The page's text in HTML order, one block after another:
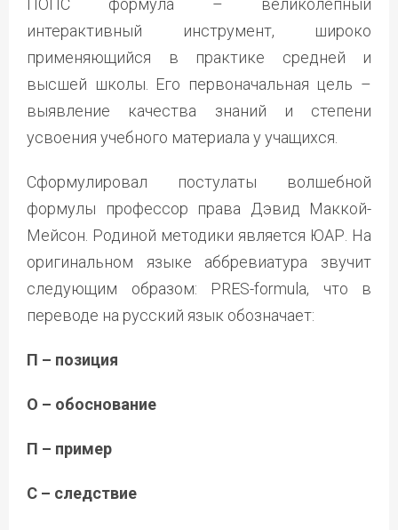
ПОПС формула – великолепный
интерактивный инструмент, широко
применяющийся в практике средней и
высшей школы. Его первоначальная цель –
выявление качества знаний и степени
усвоения учебного материала у учащихся.
Сформулировал постулаты волшебной
формулы профессор права Дэвид Маккой-
Мейсон. Родиной методики является ЮАР. На
оригинальном языке аббревиатура звучит
следующим образом: PRES-formula, что в
переводе на русский язык обозначает:
П – позиция
О – обоснование
П – пример
С – следствие